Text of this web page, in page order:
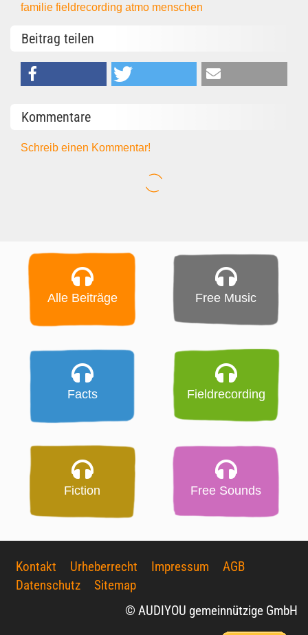
familiefieldrecordingatmo menschen
Beitrag teilen
Kommentare
Schreib einen Kommentar!
Alle Beiträge Free Music
Facts Fieldrecording
Fiction Free Sounds
Kontakt Urheberrecht Impressum
AGB
Datenschutz
Sitemap
© AUDIYOU gemeinnützige GmbH